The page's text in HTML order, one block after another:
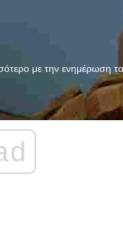
με την ενημέρωση